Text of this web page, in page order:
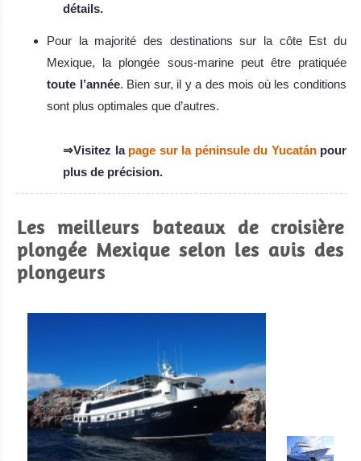
détails.
Pour la majorité des destinations sur la côte Est du
Mexique, la plongée sous-marine peut être pratiquée
toute l’année. Bien sur, il y a des mois où les conditions
sont plus optimales que d’autres.
⇒Visitez lapage sur la péninsule du Yucatán pour
plus de précision.
Les meilleurs bateaux de croisière
plongée Mexique selon les avis des
plongeurs